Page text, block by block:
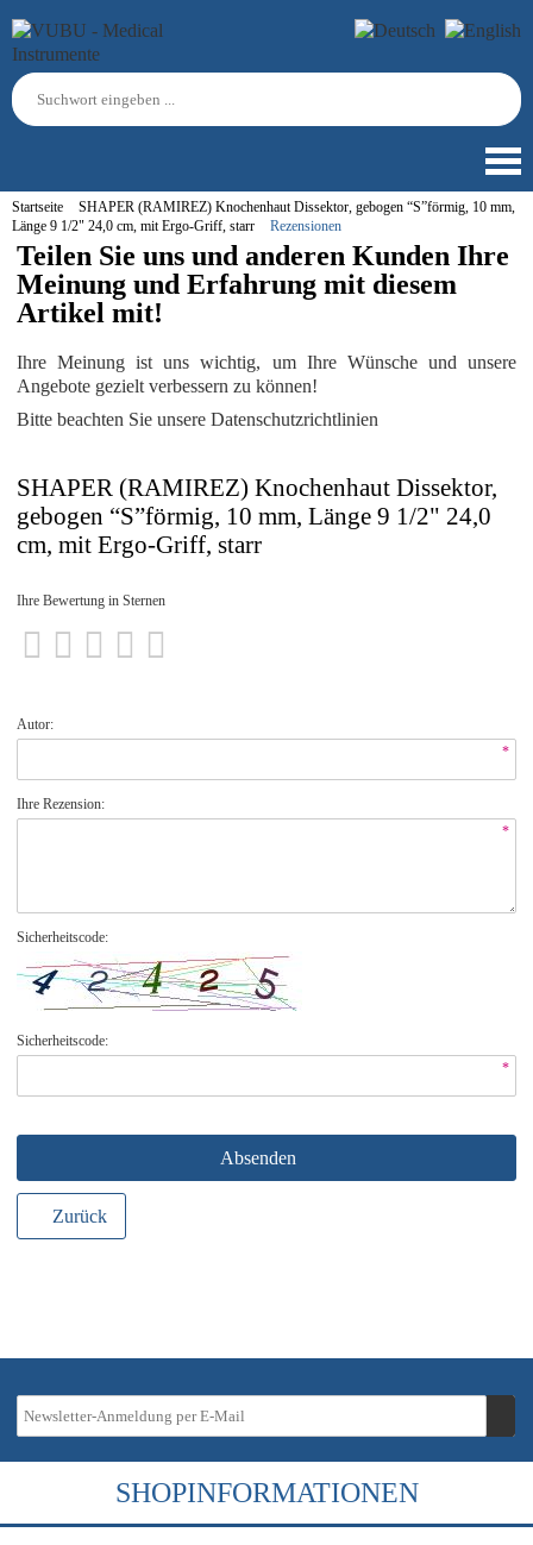
Startseite
SHAPER (RAMIREZ) Knochenhaut Dissektor, gebogen “S”förmig, 10 mm,
Länge 9 1/2" 24,0 cm, mit Ergo-Griff, starr
Rezensionen
Teilen Sie uns und anderen Kunden Ihre
Meinung und Erfahrung mit diesem
Artikel mit!
Ihre Meinung ist uns wichtig, um Ihre Wünsche und unsere
Angebote gezielt verbessern zu können!
Bitte beachten Sie unsere Datenschutzrichtlinien
SHAPER (RAMIREZ) Knochenhaut Dissektor,
gebogen “S”förmig, 10 mm, Länge 9 1/2" 24,0
cm, mit Ergo-Griff, starr
Ihre Bewertung in Sternen
Autor:
*
Ihre Rezension:
*
Sicherheitscode:
Sicherheitscode:
*
Absenden
Zurück
SHOPINFORMATIONEN